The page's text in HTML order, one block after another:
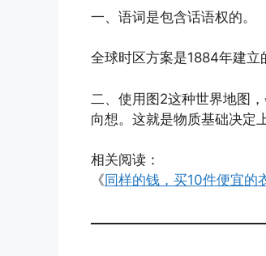
一、语词是包含话语权的。
全球时区方案是1884年建立
二、使用图2这种世界地图
向想。这就是物质基础决定
相关阅读：
《同样的钱，买10件便宜